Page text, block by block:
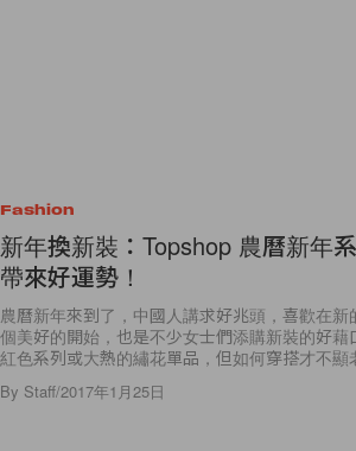
Fashion
新年換新裝：Topshop 農曆新年
帶來好運勢！
農曆新年來到了，中國人講求好兆頭，喜歡在
個美好的開始，也是不少女士們添購新裝的好
紅色系列或大熱的繡花單品，但如何穿搭才不
By Staff/2017年1月25日